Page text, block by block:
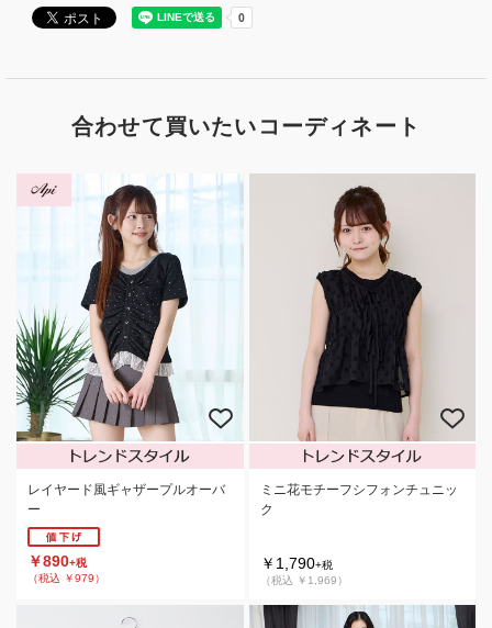
合わせて買いたいコーディネート
レイヤード風ギャザープルオーバ
ー
￥890+税
（税込 ￥979）
ミニ花モチーフシフォンチュニッ
ク
￥1,790+税
（税込 ￥1,969）